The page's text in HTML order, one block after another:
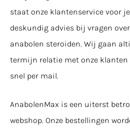
staat onze klantenservice voor
deskundig advies bij vragen
anabolen steroiden. Wij gaan
termijn relatie met onze klanten
snel per mail.
AnabolenMax is een uiterst
webshop. Onze bestellingen